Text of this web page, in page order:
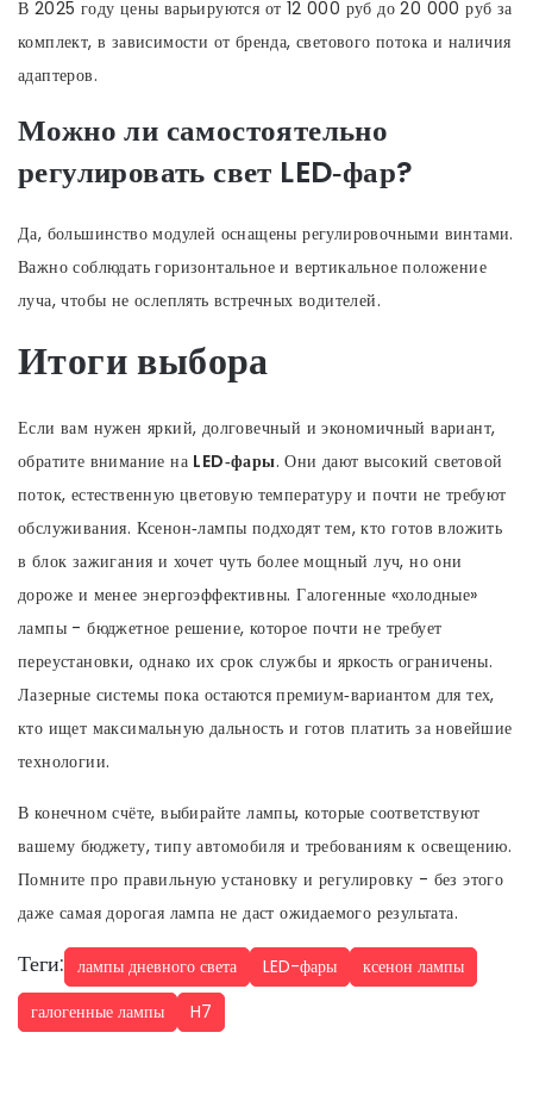
В 2025 году цены варьируются от 12 000 руб до 20 000 руб за
комплект, в зависимости от бренда, светового потока и наличия
адаптеров.
Можно ли самостоятельно
регулировать свет LED‑фар?
Да, большинство модулей оснащены регулировочными винтами.
Важно соблюдать горизонтальное и вертикальное положение
луча, чтобы не ослеплять встречных водителей.
Итоги выбора
Если вам нужен яркий, долговечный и экономичный вариант,
обратите внимание на LED‑фары. Они дают высокий световой
поток, естественную цветовую температуру и почти не требуют
обслуживания. Ксенон‑лампы подходят тем, кто готов вложить
в блок зажигания и хочет чуть более мощный луч, но они
дороже и менее энергоэффективны. Галогенные «холодные»
лампы - бюджетное решение, которое почти не требует
переустановки, однако их срок службы и яркость ограничены.
Лазерные системы пока остаются премиум‑вариантом для тех,
кто ищет максимальную дальность и готов платить за новейшие
технологии.
В конечном счёте, выбирайте лампы, которые соответствуют
вашему бюджету, типу автомобиля и требованиям к освещению.
Помните про правильную установку и регулировку - без этого
даже самая дорогая лампа не даст ожидаемого результата.
Теги: лампы дневного света LED-фары
ксенон лампы
галогенные лампы
H7